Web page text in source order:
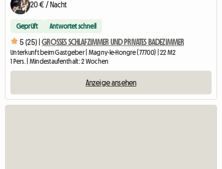
20 € / Nacht
Geprüft Antwortet schnell
5 (25) | GROSSES SCHLAFZIMMER UND PRIVATES BADEZIMMER
Unterkunft beim Gastgeber | Magny-le-Hongre (77700) | 22 M2
1 Pers. | Mindestaufenthalt: 2 Wochen
Anzeige ansehen